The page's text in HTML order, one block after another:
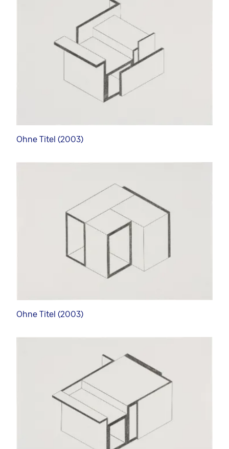
Ausstellung im Kunstforum
Künstler Portrait Video
Kuratorinnen und Kuratoren
Ohne Titel (2003)
Ohne Titel (2003)